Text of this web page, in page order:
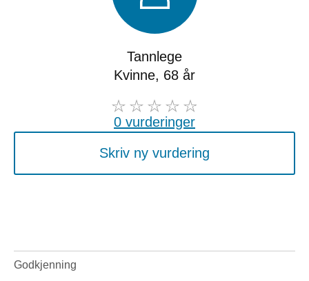
Tannlege
Kvinne, 68 år
0 vurderinger
Skriv ny vurdering
Godkjenning